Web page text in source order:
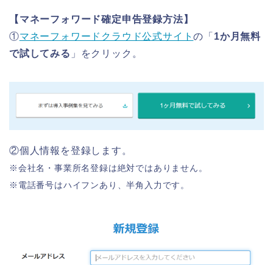
【マネーフォワード確定申告登録方法】
①マネーフォワードクラウド公式サイトの「 1か月無料
で試してみる 」をクリック。
②個人情報を登録します。
※会社名・事業所名登録は絶対ではありません。
※電話番号はハイフンあり、半角入力です。